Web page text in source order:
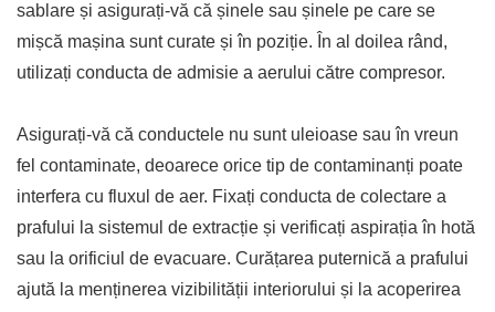
sablare și asigurați-vă că șinele sau șinele pe care se
mișcă mașina sunt curate și în poziție. În al doilea rând,
utilizați conducta de admisie a aerului către compresor.
Asigurați-vă că conductele nu sunt uleioase sau în vreun
fel contaminate, deoarece orice tip de contaminanți poate
interfera cu fluxul de aer. Fixați conducta de colectare a
prafului la sistemul de extracție și verificați aspirația în hotă
sau la orificiul de evacuare. Curățarea puternică a prafului
ajută la menținerea vizibilității interiorului și la acoperirea